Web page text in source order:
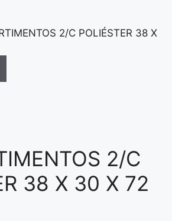
2/C
38 X 30 X 72